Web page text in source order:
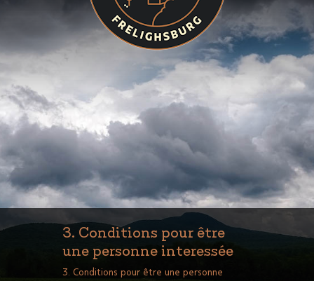
3. Conditions pour être
une personne interessée
3. Conditions pour être une personne